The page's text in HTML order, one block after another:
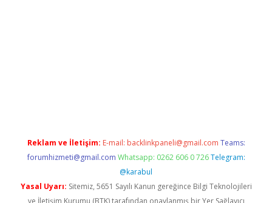
Reklam ve İletişim: E-mail: backlinkpaneli@gmail.com Teams:
forumhizmeti@gmail.com Whatsapp: 0262 606 0 726 Telegram:
@karabul
Yasal Uyarı: Sitemiz, 5651 Sayılı Kanun gereğince Bilgi Teknolojileri
ve İletişim Kurumu (BTK) tarafından onaylanmış bir Yer Sağlayıcı